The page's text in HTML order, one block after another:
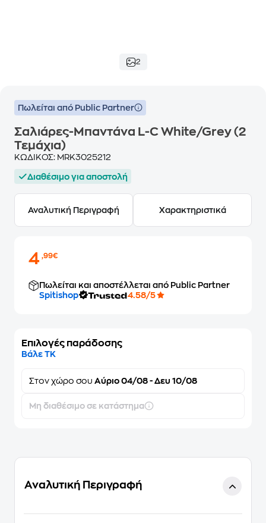
2
Πωλείται από Public Partner
Σαλιάρες-Μπαντάνα L-C White/Grey (2
Τεμάχια)
ΚΩΔΙΚΟΣ: MRK3025212
Διαθέσιμο για αποστολή
Αναλυτική Περιγραφή Χαρακτηριστικά
4,99€
Πωλείται και αποστέλλεται από Public Partner
Spitishop
4.58/5
Επιλογές παράδοσης
Βάλε ΤΚ
Στον χώρο σου Αύριο 04/08 - Δευ 10/08
Μη διαθέσιμο σε κατάστημα
Αναλυτική Περιγραφή